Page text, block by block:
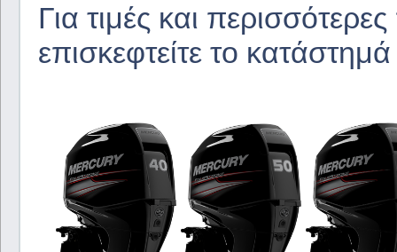
Για τιμές και
επισκεφτείτε το